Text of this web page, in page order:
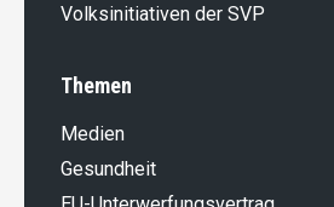
Volksinitiativen der SVP
Themen
Medien
Gesundheit